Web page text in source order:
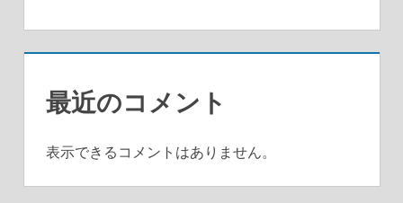
最近のコメント
表示できるコメントはありません。